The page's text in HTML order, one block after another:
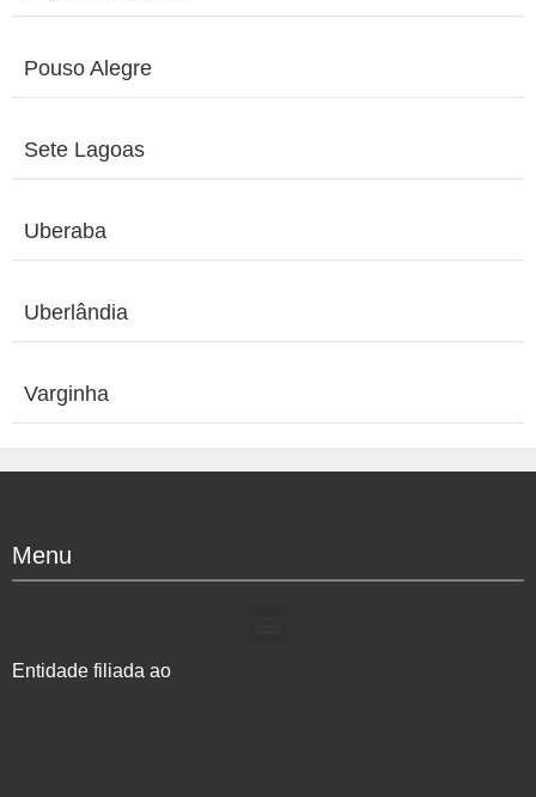
Pouso Alegre
Sete Lagoas
Uberaba
Uberlândia
Varginha
Menu
Entidade filiada ao